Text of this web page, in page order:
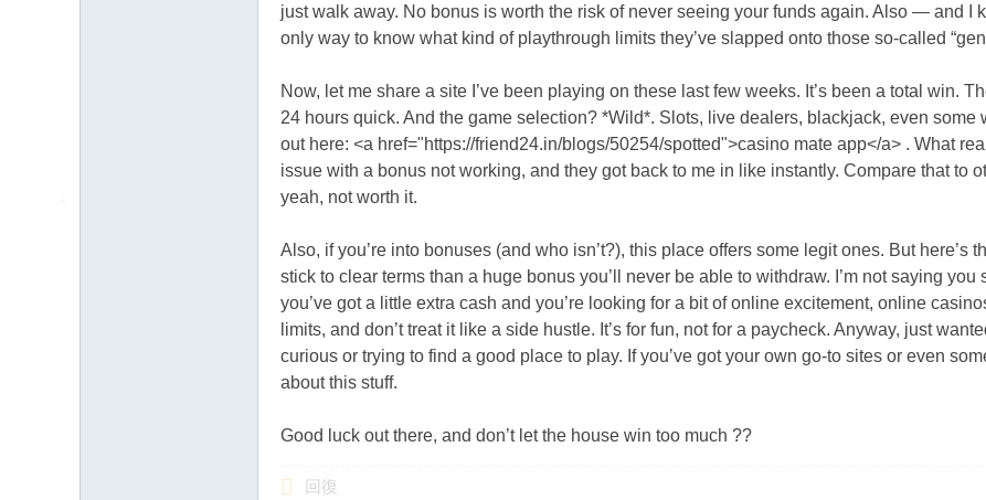
just walk away. No bonus is worth the risk of never seeing your funds again. Also — and I
only way to know what kind of playthrough limits they’ve slapped onto those so-called
Now, let me share a site I’ve been playing on these last few weeks. It’s been a total win.
24 hours quick. And the game selection? *Wild*. Slots, live dealers, blackjack, even some
out here: <a href="https://friend24.in/blogs/50254/spotted">casino mate app</a> . What
issue with a bonus not working, and they got back to me in like instantly. Compare that to
yeah, not worth it.
Also, if you’re into bonuses (and who isn’t?), this place offers some legit ones. But here’s
stick to clear terms than a huge bonus you’ll never be able to withdraw. I’m not saying
you’ve got a little extra cash and you’re looking for a bit of online excitement, online
limits, and don’t treat it like a side hustle. It’s for fun, not for a paycheck. Anyway, just
curious or trying to find a good place to play. If you’ve got your own go-to sites or even
about this stuff.
Good luck out there, and don’t let the house win too much ??
回復